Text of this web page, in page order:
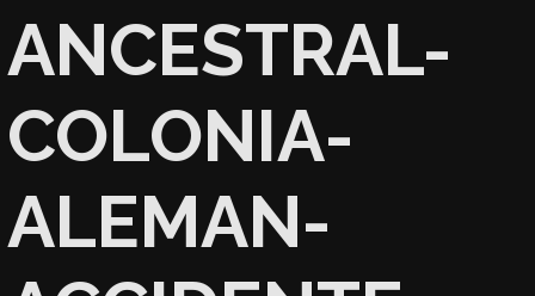
ANCESTRAL-
COLONIA-
ALEMAN-